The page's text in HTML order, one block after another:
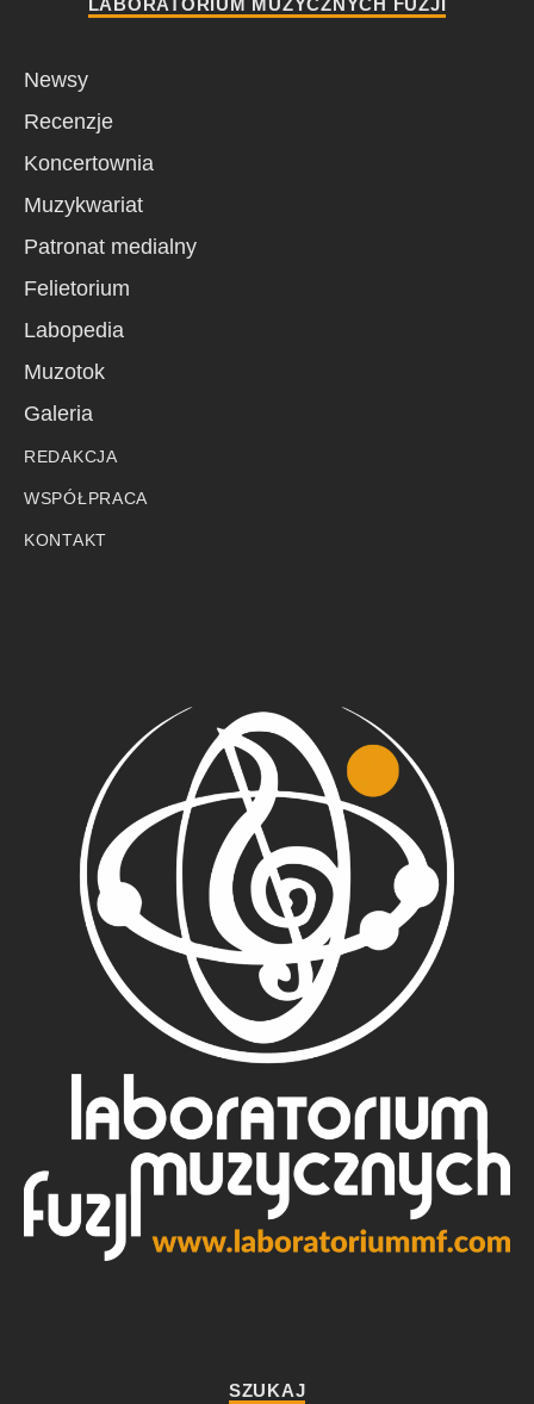
LABORATORIUM MUZYCZNYCH FUZJI
Newsy
Recenzje
Koncertownia
Muzykwariat
Patronat medialny
Felietorium
Labopedia
Muzotok
Galeria
REDAKCJA
WSPÓŁPRACA
KONTAKT
SZUKAJ